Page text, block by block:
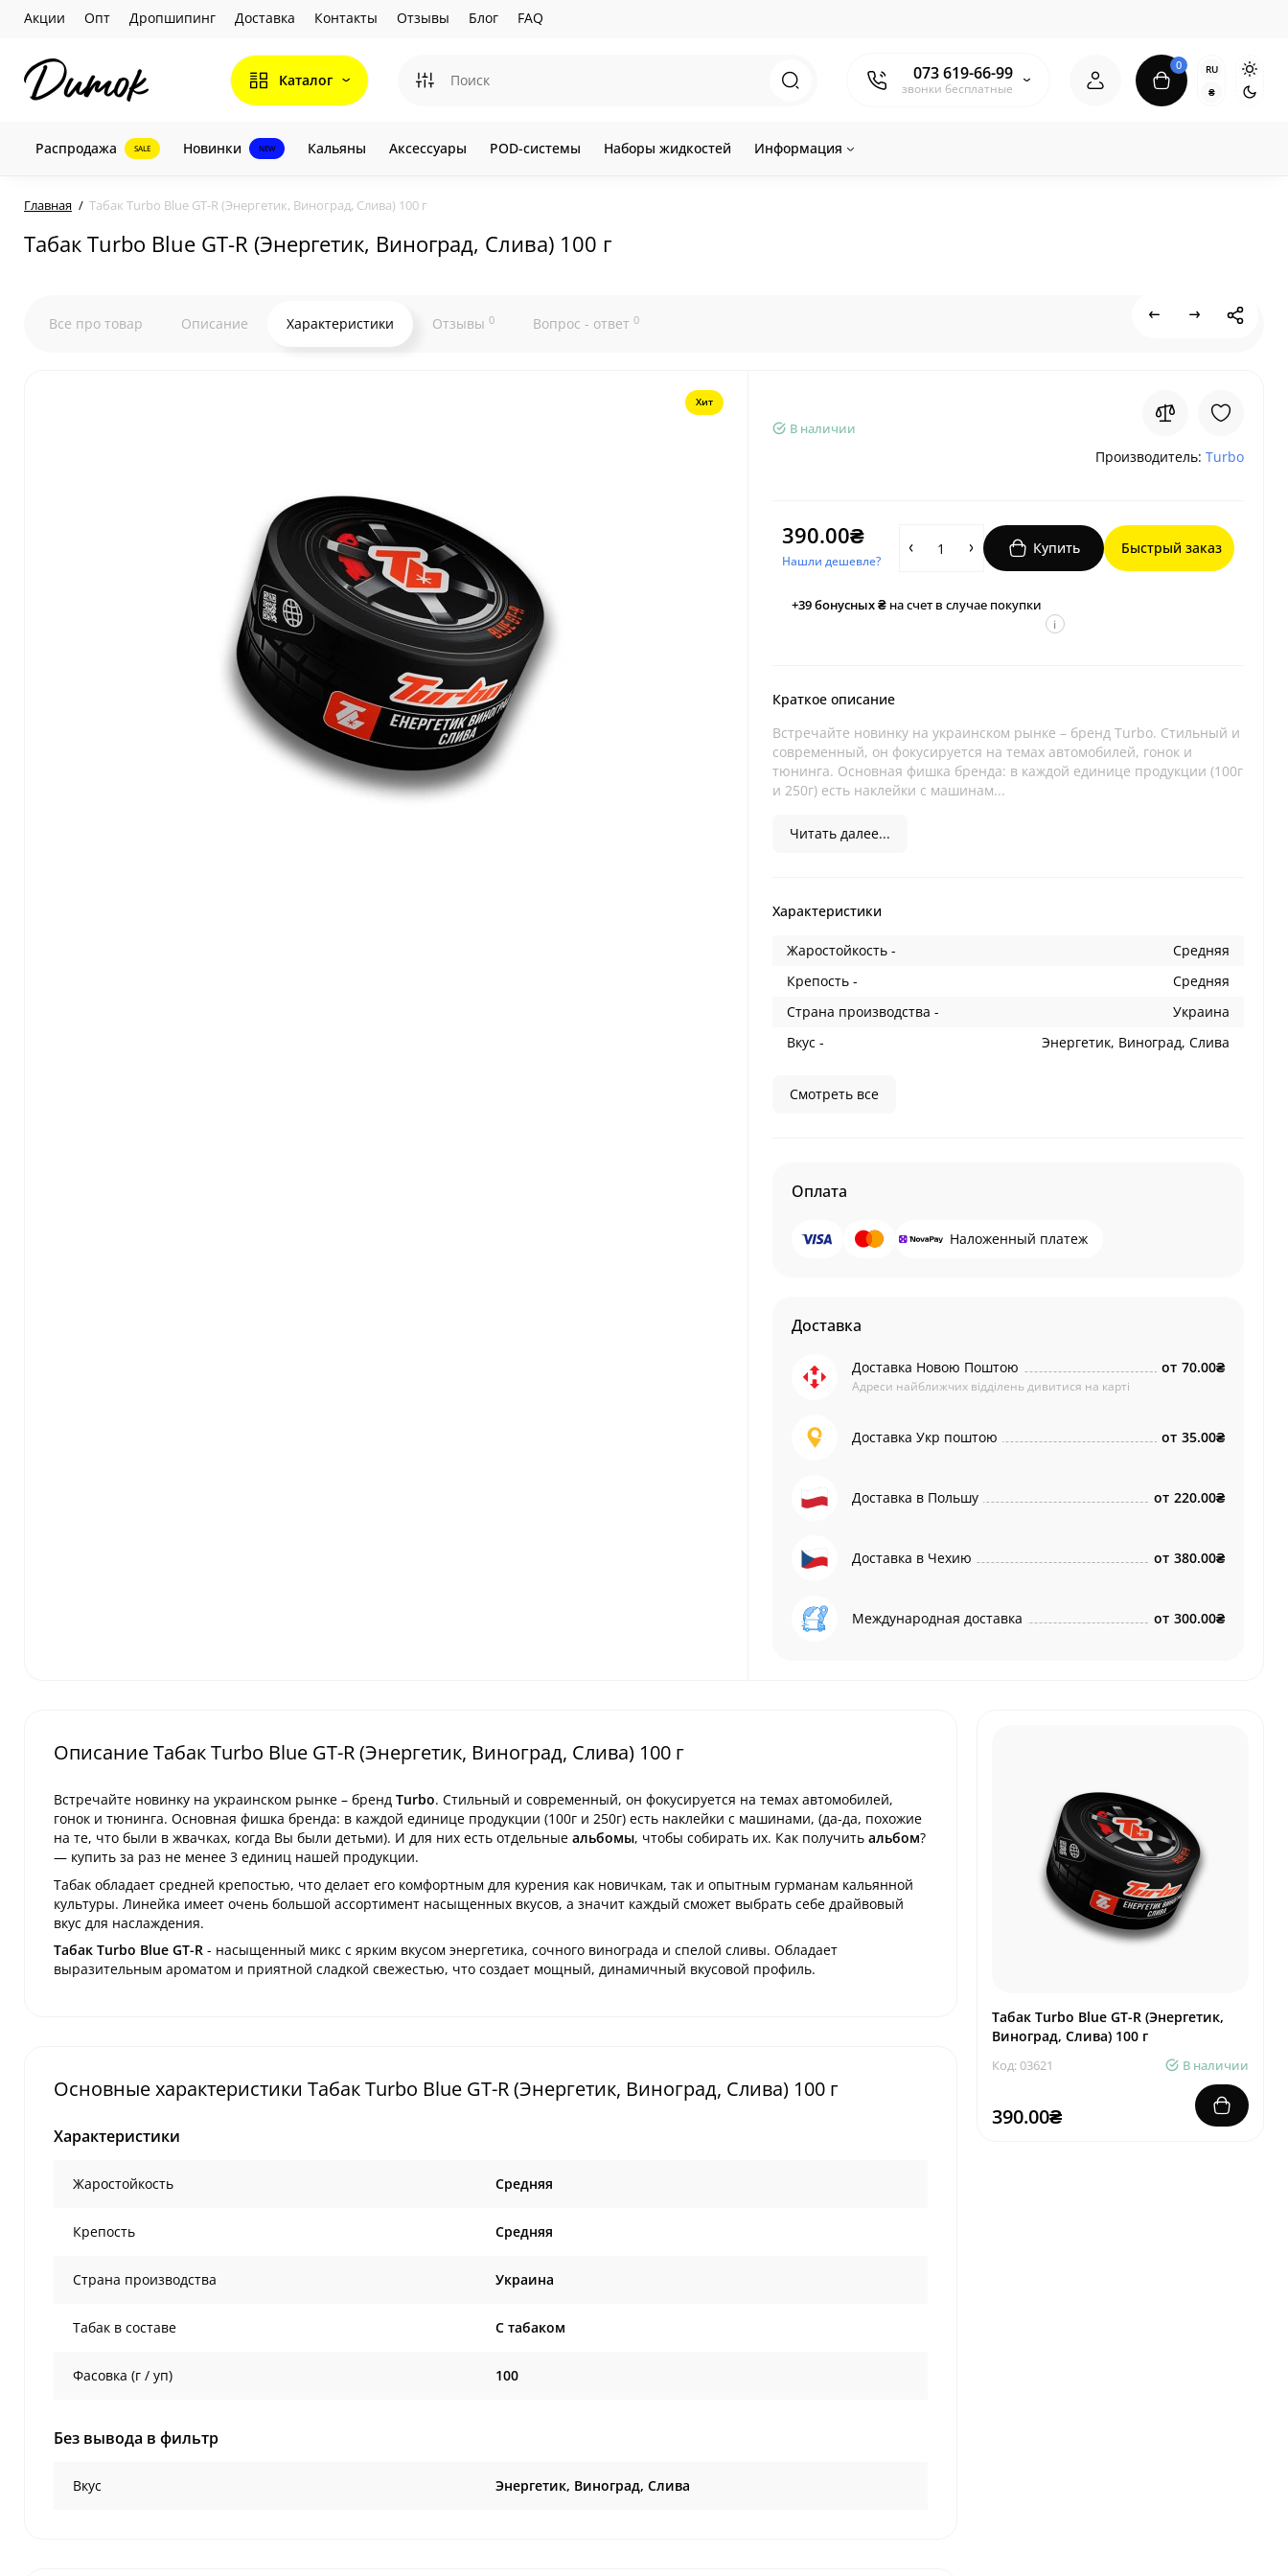
Акции Опт Дропшипинг Доставка Контакты Отзывы Блог FAQ
Каталог 073 619-66-99
звонки бесплатные
0
RU
₴
Распродажа SALE Новинки NEW Кальяны Аксессуары POD-системы Наборы жидкостей Информация
Главная Табак Turbo Blue GT-R (Энергетик, Виноград, Слива) 100 г
Табак Turbo Blue GT-R (Энергетик, Виноград, Слива) 100 г
Все про товар Описание Характеристики Отзывы 0 Вопрос - ответ 0
Хит
В наличии
Производитель: Turbo
390.00₴
Нашли дешевле?
Купить Быстрый заказ
+39бонусных ₴на счет в случае покупки
i
Краткое описание
Встречайте новинку на украинском рынке – бренд Turbo. Стильный и
современный, он фокусируется на темах автомобилей, гонок и
тюнинга. Основная фишка бренда: в каждой единице продукции (100г
и 250г) есть наклейки с машинам...
Читать далее...
Характеристики
Жаростойкость -
Средняя
Крепость -
Средняя
Страна производства -
Украина
Вкус -
Энергетик, Виноград, Слива
Смотреть все
Оплата
Наложенный платеж
Доставка
Доставка Новою Поштою
Адреси найближчих відділень дивитися на карті
от 70.00₴
Доставка Укр поштою от 35.00₴
Доставка в Польшу от 220.00₴
Доставка в Чехию от 380.00₴
Международная доставка от 300.00₴
Описание Табак Turbo Blue GT-R (Энергетик, Виноград, Слива) 100 г
Встречайте новинку на украинском рынке – бренд Turbo. Стильный и современный, он фокусируется на темах автомобилей,
гонок и тюнинга. Основная фишка бренда: в каждой единице продукции (100г и 250г) есть наклейки с машинами, (да-да, похожие
на те, что были в жвачках, когда Вы были детьми). И для них есть отдельные альбомы, чтобы собирать их. Как получить альбом?
— купить за раз не менее 3 единиц нашей продукции.
Табак обладает средней крепостью, что делает его комфортным для курения как новичкам, так и опытным гурманам кальянной
культуры. Линейка имеет очень большой ассортимент насыщенных вкусов, а значит каждый сможет выбрать себе драйвовый
вкус для наслаждения.
Табак Turbo Blue GT-R - насыщенный микс с ярким вкусом энергетика, сочного винограда и спелой сливы. Обладает
выразительным ароматом и приятной сладкой свежестью, что создает мощный, динамичный вкусовой профиль.
Основные характеристики Табак Turbo Blue GT-R (Энергетик, Виноград, Слива) 100 г
Характеристики
Жаростойкость Средняя
Крепость Средняя
Страна производства Украина
Табак в составе C табаком
Фасовка (г / уп) 100
Без вывода в фильтр
Вкус Энергетик, Виноград, Слива
Табак Turbo Blue GT-R (Энергетик,
Виноград, Слива) 100 г
Код: 03621 В наличии
390.00₴